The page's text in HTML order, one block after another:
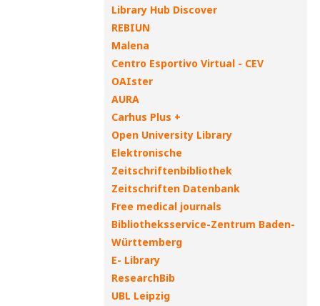
Library Hub Discover
REBIUN
Malena
Centro Esportivo Virtual - CEV
OAIster
AURA
Carhus Plus +
Open University Library
Elektronische
Zeitschriftenbibliothek
Zeitschriften Datenbank
Free medical journals
Bibliotheksservice-Zentrum Baden-
Württemberg
E- Library
ResearchBib
UBL Leipzig